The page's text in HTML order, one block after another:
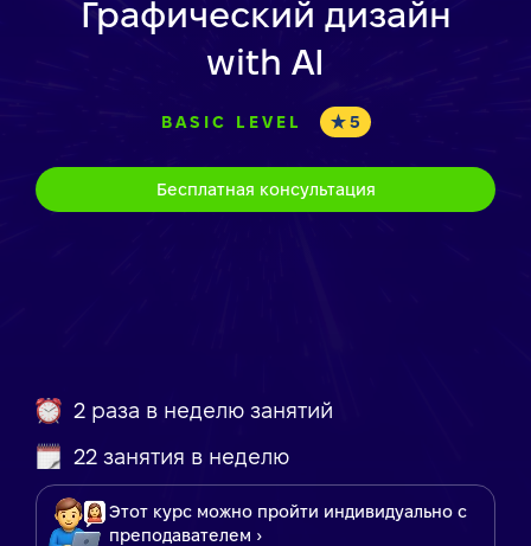
Графический дизайн
with AI
BASIC LEVEL 5
Бесплатная консультация
2 раза в неделю занятий
22 занятия в неделю
Этот курс можно пройти индивидуально с
преподавателем ›